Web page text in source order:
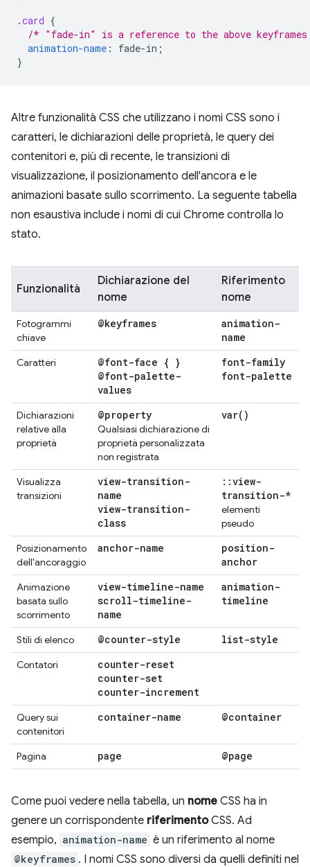
.card {
/* "fade-in" is a reference to the above
animation-name : fade-in ;
}
Altre funzionalità CSS che utilizzano i nomi CSS sono i
caratteri, le dichiarazioni delle proprietà, le query dei
contenitori e, più di recente, le transizioni di
visualizzazione, il posizionamento dell'ancora e le
animazioni basate sullo scorrimento. La seguente tabella
non esaustiva include i nomi di cui Chrome controlla lo
stato.
Funzionalità
Dichiarazione del
nome
Riferimento
nome
Fotogrammi
chiave
@keyframes
animation-
name
Caratteri
@font-face { }
@font-palette-
values
font-family
font-palette
Dichiarazioni
relative alla
proprietà
@property
Qualsiasi dichiarazione di
proprietà personalizzata
non registrata
var( )
Visualizza
transizioni
view-transition-
name
view-transition-
class
::view-
transition-*
elementi
pseudo
Posizionamento
dell'ancoraggio
anchor-name
position-
anchor
Animazione
basata sullo
scorrimento
view-timeline-name
scroll-timeline-
name
animation-
timeline
Stili di elenco @counter-style list-style
Contatori
counter-reset
counter-set
counter-increment
Query sui
contenitori
container-name @container
Pagina page @page
Come puoi vedere nella tabella, un nome CSS ha in
genere un corrispondente riferimentoCSS. Ad
esempio, animation-name è un riferimento al nome
@keyframes . I nomi CSS sono diversi da quelli definiti nel